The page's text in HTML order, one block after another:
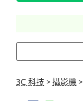
3C 科技 > 攝影機 >